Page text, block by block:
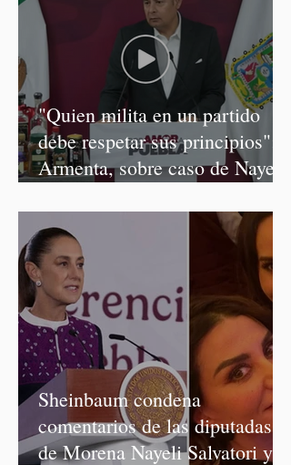
"Quien milita en un partido
debe respetar sus principios":
Armenta, sobre caso de Nayeli
Sheinbaum condena
comentarios de las diputadas
de Morena Nayeli Salvatori y